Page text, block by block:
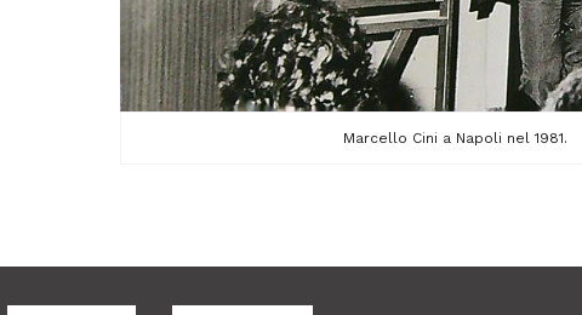
Marcello Cini a Napoli nel 1981.